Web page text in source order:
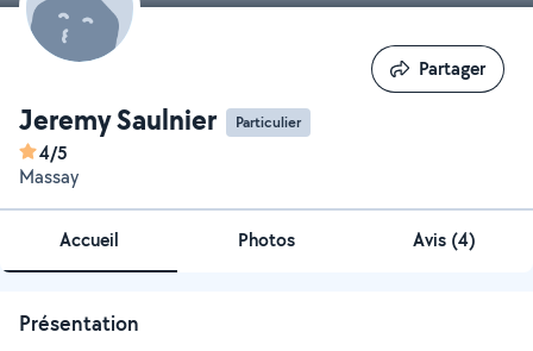
Jeremy Saulnier Particulier
4/5
Massay
Partager
Partager
Accueil Photos Avis (4)
Présentation